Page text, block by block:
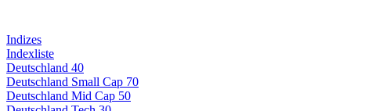
Indizes
Indexliste
Deutschland 40
Deutschland Small Cap 70
Deutschland Mid Cap 50